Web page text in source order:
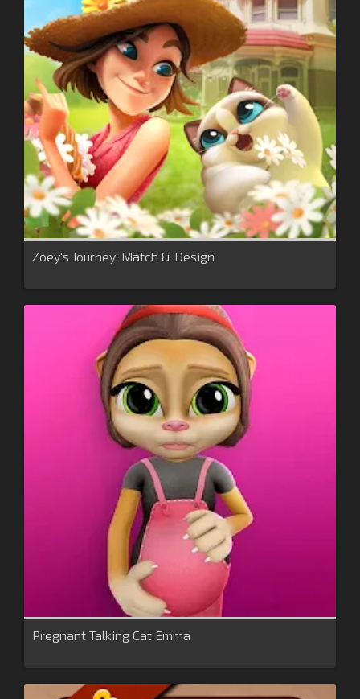
Zoey's Journey: Match & Design
Pregnant Talking Cat Emma